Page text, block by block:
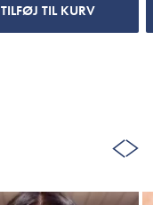
TILFØJ TIL KURV